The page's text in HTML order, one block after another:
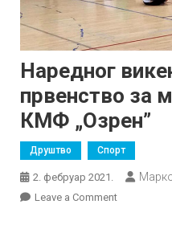
Наредног
првенство за
КМФ „Озрен”
Друштво Спорт
2. фебруар 2021.
Leave a Commenton